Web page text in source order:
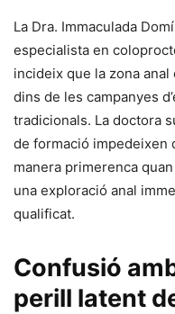
La Dra. Immaculada
especialista en
incideix que la zona
dins de les campanyes
tradicionals. La doctora
de formació impedeixen
manera primerenca
una exploració anal
qualificat.
Confusió
perill latent